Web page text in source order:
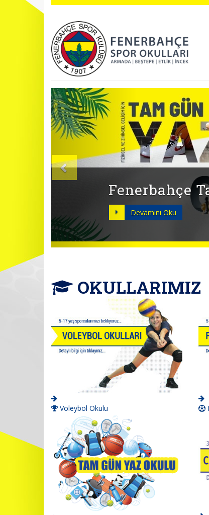
BAHAR
Devamını Oku
Önceki
OKULLARIMIZ
Voleybol Okulu